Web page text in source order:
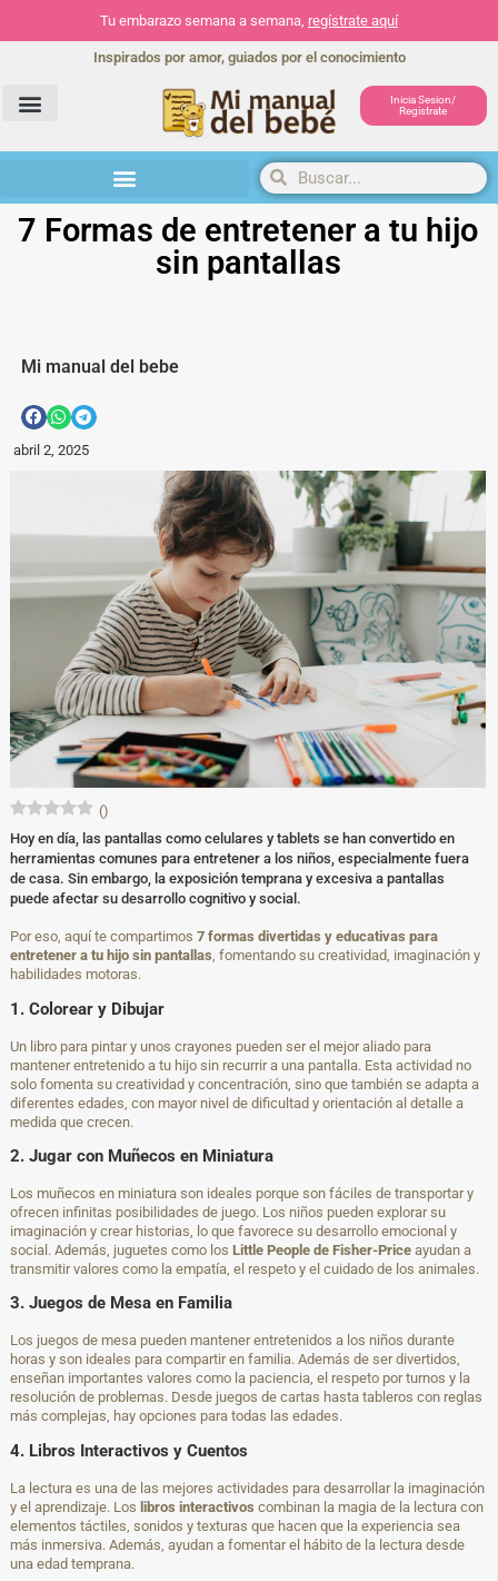
Tu embarazo semana a semana, regístrate aquí
Inspirados por amor, guiados por el conocimiento
Inicia Sesion/
Registrate
7 Formas de entretener a tu hijo
sin pantallas
Mi manual del bebe
abril 2, 2025
()
Hoy en día, las pantallas como celulares y tablets se han convertido en
herramientas comunes para entretener a los niños, especialmente fuera
de casa. Sin embargo, la exposición temprana y excesiva a pantallas
puede afectar su desarrollo cognitivo y social.
Por eso, aquí te compartimos 7 formas divertidas y educativas para
entretener a tu hijo sin pantallas, fomentando su creatividad, imaginación y
habilidades motoras.
1. Colorear y Dibujar
Un libro para pintar y unos crayones pueden ser el mejor aliado para
mantener entretenido a tu hijo sin recurrir a una pantalla. Esta actividad no
solo fomenta su creatividad y concentración, sino que también se adapta a
diferentes edades, con mayor nivel de dificultad y orientación al detalle a
medida que crecen.
2. Jugar con Muñecos en Miniatura
Los muñecos en miniatura son ideales porque son fáciles de transportar y
ofrecen infinitas posibilidades de juego. Los niños pueden explorar su
imaginación y crear historias, lo que favorece su desarrollo emocional y
social. Además, juguetes como los Little People de Fisher-Price ayudan a
transmitir valores como la empatía, el respeto y el cuidado de los animales.
3. Juegos de Mesa en Familia
Los juegos de mesa pueden mantener entretenidos a los niños durante
horas y son ideales para compartir en familia. Además de ser divertidos,
enseñan importantes valores como la paciencia, el respeto por turnos y la
resolución de problemas. Desde juegos de cartas hasta tableros con reglas
más complejas, hay opciones para todas las edades.
4. Libros Interactivos y Cuentos
La lectura es una de las mejores actividades para desarrollar la imaginación
y el aprendizaje. Los libros interactivos combinan la magia de la lectura con
elementos táctiles, sonidos y texturas que hacen que la experiencia sea
más inmersiva. Además, ayudan a fomentar el hábito de la lectura desde
una edad temprana.